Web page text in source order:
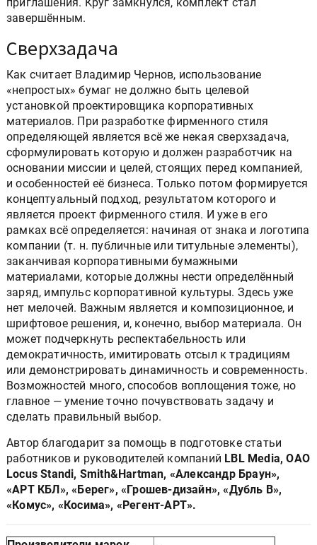
завершённым.
Сверхзадача
Как считает Владимир Чернов, использование
«непростых» бумаг не должно быть целевой
установкой проектировщика корпоративных
материалов. При разработке фирменного стиля
определяющей является всё же некая сверхзадача,
сформулировать которую и должен разработчик на
основании миссии и целей, стоящих перед компанией,
и особенностей её бизнеса. Только потом формируется
концептуальный подход, результатом которого и
является проект фирменного стиля. И уже в его
рамках всё определяется: начиная от знака и логотипа
компании (т. н. публичные или титульные элементы),
заканчивая корпоративными бумажными
материалами, которые должны нести определённый
заряд, импульс корпоративной культуры. Здесь уже
нет мелочей. Важным является и композиционное, и
шрифтовое решения, и, конечно, выбор материала. Он
может подчеркнуть респектабельность или
демократичность, имитировать отсыл к традициям
или демонстрировать динамичность и современность.
Возможностей много, способов воплощения тоже, но
главное — умение точно почувствовать задачу и
сделать правильный выбор.
Автор благодарит за помощь в подготовке статьи
работников и руководителей компаний LBL Media, ОАО
Locus Standi, Smith&Hartman, «Александр Браун»,
«АРТ КБЛ», «Берег», «Грошев-дизайн», «Дубль В»,
«Комус», «Косима», «Регент-АРТ».